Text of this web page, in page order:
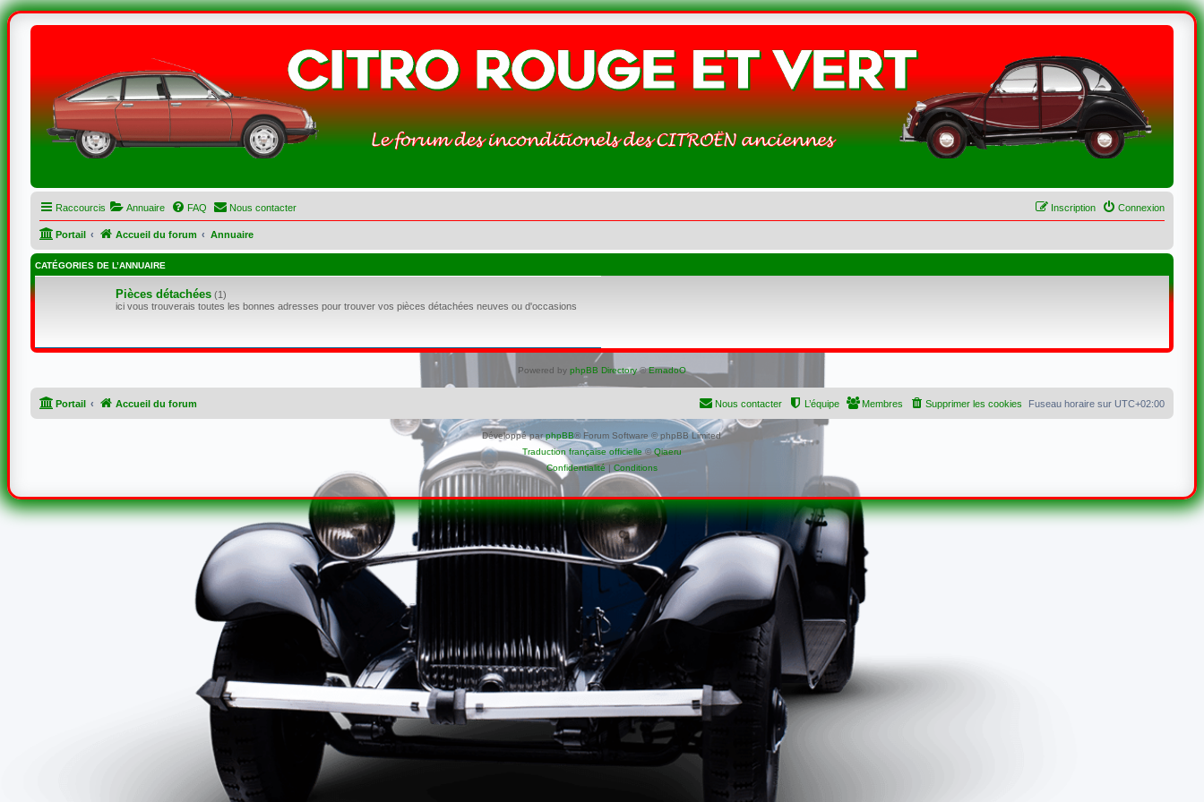
Raccourcis Annuaire FAQ Nous contacter Connexion
Inscription
Portail Accueil du forum Annuaire
CATÉGORIES DE L’ANNUAIRE
Pièces détachées(1)
ici vous trouverais toutes les bonnes adresses pour trouver vos pièces détachées neuves ou d'occasions
Powered by phpBB Directory©ErnadoO
Portail Accueil du forum Fuseau horaire sur UTC+02:00
Supprimer les cookies
Membres
L’équipe
Nous contacter
Développé parphpBB® Forum Software © phpBB Limited
Traduction française officielle©Qiaeru
Confidentialité| Conditions